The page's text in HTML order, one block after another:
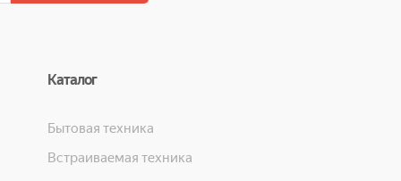
Каталог
Бытовая техника
Встраиваемая техника